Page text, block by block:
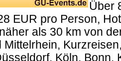
Über
EUR pro Person,
als 30 km von
Köln, Bonn,